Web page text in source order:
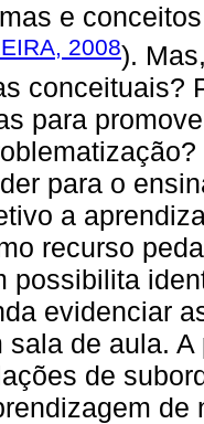
e
2008).
conceituais?
para
para o
a
recurso
possibilita
evidenciar
sala de aula.
de